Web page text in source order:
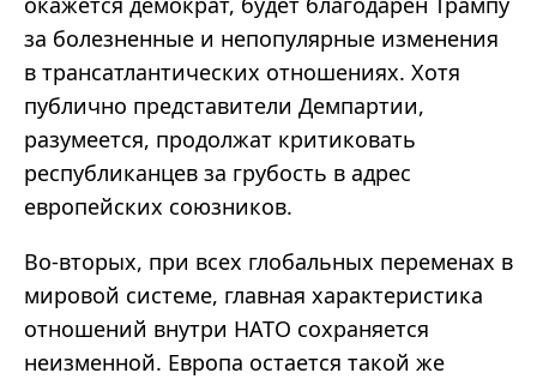
за болезненные и непопулярные изменения
в трансатлантических отношениях. Хотя
публично представители Демпартии,
разумеется, продолжат критиковать
республиканцев за грубость в адрес
европейских союзников.
Во-вторых, при всех глобальных переменах в
мировой системе, главная характеристика
отношений внутри НАТО сохраняется
неизменной. Европа остается такой же